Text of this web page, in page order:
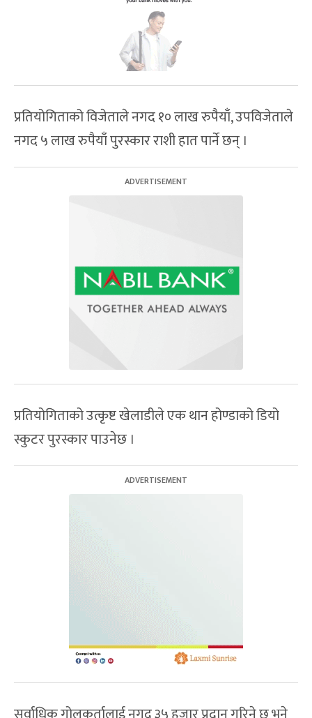
प्रतियोगिताको विजेताले नगद १० लाख रुपैयाँ, उपविजेताले
नगद ५ लाख रुपैयाँ पुरस्कार राशी हात पार्ने छन् ।
प्रतियोगिताको उत्कृष्ट खेलाडीले एक थान होण्डाको डियो
स्कुटर पुरस्कार पाउनेछ ।